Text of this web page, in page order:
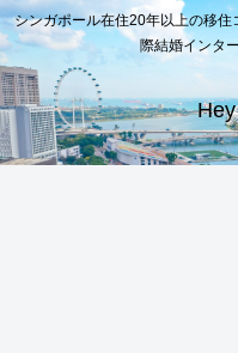
シンガポール在住20年以上の移住
際結婚インタ